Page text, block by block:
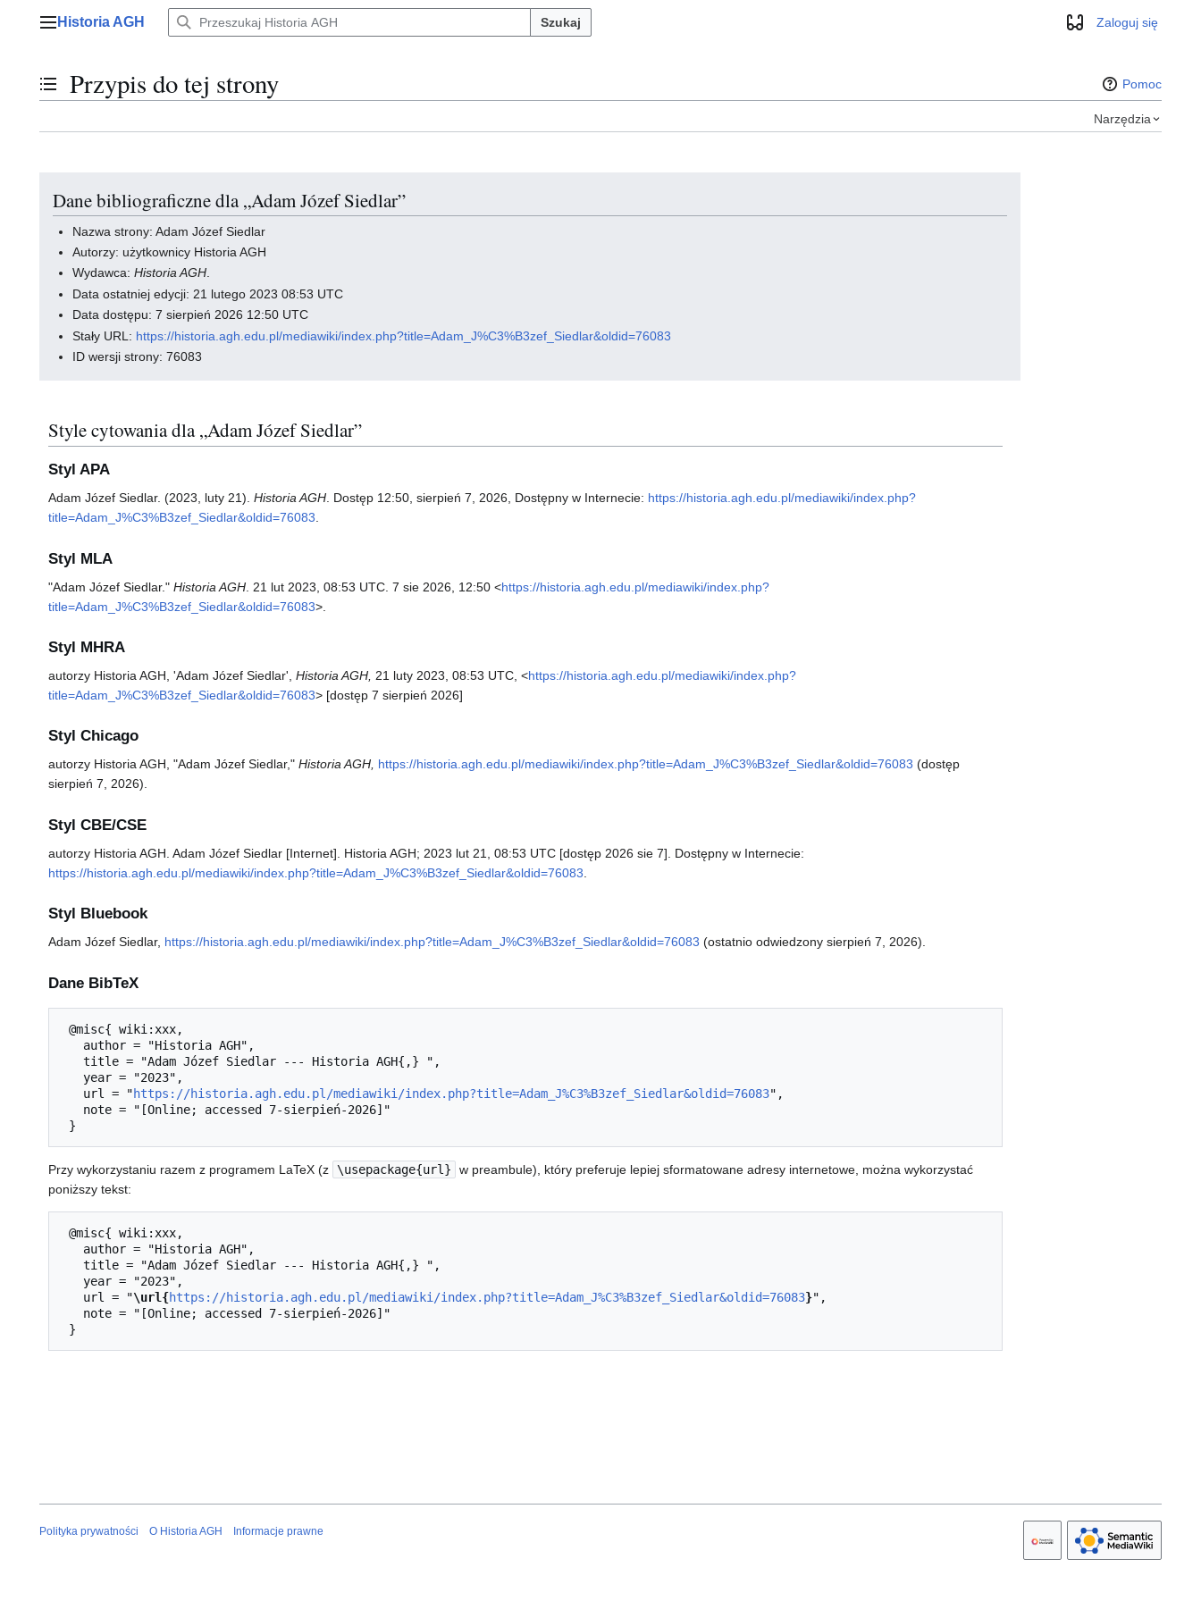
Menu główne
Historia AGH Szukaj WyglądZaloguj się
Przełącz stan spisu treści
Przypis do tej strony Pomoc
Narzędzia
Dane bibliograficzne dla „Adam Józef Siedlar”
Nazwa strony: Adam Józef Siedlar
Autorzy: użytkownicy Historia AGH
Wydawca:Historia AGH.
Data ostatniej edycji: 21 lutego 2023 08:53 UTC
Data dostępu: 7 sierpień 2026 12:50 UTC
Stały URL: https://historia.agh.edu.pl/mediawiki/index.php?title=Adam_J%C3%B3zef_Siedlar&oldid=76083
ID wersji strony: 76083
Style cytowania dla „Adam Józef Siedlar”
Styl APA
Adam Józef Siedlar. (2023, luty 21). Historia AGH. Dostęp 12:50, sierpień 7, 2026, Dostępny w Internecie: https://historia.agh.edu.pl/mediawiki/index.php?
title=Adam_J%C3%B3zef_Siedlar&oldid=76083.
Styl MLA
"Adam Józef Siedlar." Historia AGH . 21 lut 2023, 08:53 UTC. 7 sie 2026, 12:50 <https://historia.agh.edu.pl/mediawiki/index.php?
title=Adam_J%C3%B3zef_Siedlar&oldid=76083>.
Styl MHRA
autorzy Historia AGH, 'Adam Józef Siedlar', Historia AGH, 21 luty 2023, 08:53 UTC, <https://historia.agh.edu.pl/mediawiki/index.php?
title=Adam_J%C3%B3zef_Siedlar&oldid=76083> [dostęp 7 sierpień 2026]
Styl Chicago
autorzy Historia AGH, "Adam Józef Siedlar," Historia AGH, https://historia.agh.edu.pl/mediawiki/index.php?title=Adam_J%C3%B3zef_Siedlar&oldid=76083 (dostęp
sierpień 7, 2026).
Styl CBE/CSE
autorzy Historia AGH. Adam Józef Siedlar [Internet]. Historia AGH; 2023 lut 21, 08:53 UTC [dostęp 2026 sie 7]. Dostępny w Internecie:
https://historia.agh.edu.pl/mediawiki/index.php?title=Adam_J%C3%B3zef_Siedlar&oldid=76083
Styl Bluebook
Adam Józef Siedlar, https://historia.agh.edu.pl/mediawiki/index.php?title=Adam_J%C3%B3zef_Siedlar&oldid=76083 (ostatnio odwiedzony sierpień 7, 2026).
Dane BibTeX
   url = "
https://historia.agh.edu.pl/mediawiki/index.php?title=Adam_J%C3%B3zef_Siedlar&oldid=76083",
Przy wykorzystaniu razem z programem LaTeX (z \usepackage{url}
w preambule), który preferuje lepiej sformatowane adresy internetowe, można wykorzystać
poniższy tekst:
   url = "
\url{https://historia.agh.edu.pl/mediawiki/index.php?title=Adam_J%C3%B3zef_Siedlar&oldid=76083}",
Polityka prywatności O Historia AGH Informacje prawne